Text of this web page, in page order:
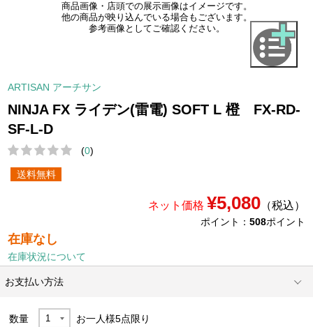
商品画像・店頭での展示画像はイメージです。
他の商品が映り込んでいる場合もございます。
参考画像としてご確認ください。
ARTISAN アーチサン
NINJA FX ライデン(雷電) SOFT L 橙 FX-RD-
SF-L-D
(0)
送料無料
ネット価格 ¥5,080（税込）
ポイント： 508ポイント
在庫なし
在庫状況について
お支払い方法
数量 お一人様5点限り